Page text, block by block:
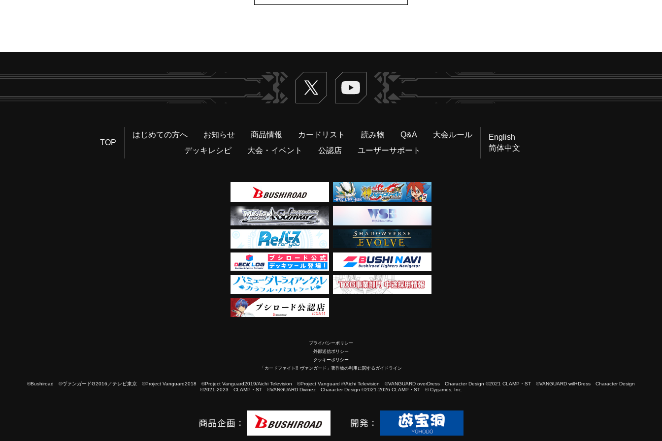
Twitter ヴァンガードch
TOP
はじめての方へ お知らせ 商品情報 カードリスト 読み物 Q&A
大会ルール
デッキレシピ
大会・イベント 公認店 ユーザーサポート
English
简体中文
プライバシーポリシー
外部送信ポリシー
クッキーポリシー
「カードファイト!! ヴァンガード」著作物の利用に関するガイドライン
©Bushiroad ©ヴァンガードG2016／テレビ東京 ©Project Vanguard2018 ©Project Vanguard2019/Aichi Television ©Project Vanguard if/Aichi Television ©VANGUARD overDress Character Design ©2021 CLAMP・ST ©VANGUARD will+Dress Character Design
©2021-2023 CLAMP・ST ©VANGUARD Divinez Character Design ©2021-2026 CLAMP・ST © Cygames, Inc.